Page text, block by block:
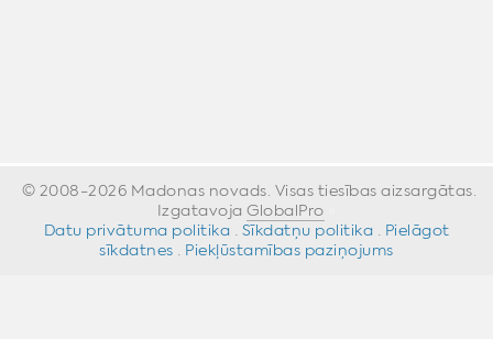
© 2008-2026 Madonas novads. Visas tiesības aizsargātas.
Izgatavoja GlobalPro
Datu privātuma politika · Sīkdatņu politika · Pielāgot
sīkdatnes · Piekļūstamības paziņojums